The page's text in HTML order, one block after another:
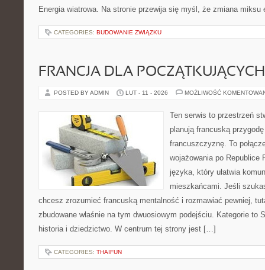
Energia wiatrowa. Na stronie przewija się myśl, że zmiana
CATEGORIES: BUDOWANIE ZWIĄZKU
FRANCJA DLA POCZĄTKUJĄCYCH
POSTED BY ADMIN LUT - 11 - 2026 MOŻLIWOŚĆ
Ten serwis to przestrzeń
planują francuską
francuszczyznę. To
wojażowania po Republice
języka, który ułatwia
mieszkańcami. Jeśli
chcesz zrozumieć francuską mentalność i rozmawiać pewniej,
zbudowane właśnie na tym dwuosiowym podejściu. Kategorie to
historia i dziedzictwo. W centrum tej strony jest […]
CATEGORIES: THAIFUN